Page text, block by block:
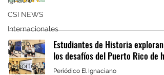
CSI NEWS
Internacionales
Puerto
Rico
Deportes
Estudiantes de Historia exploran
los desafíos del Puerto Rico de
Periódico El Ignaciano